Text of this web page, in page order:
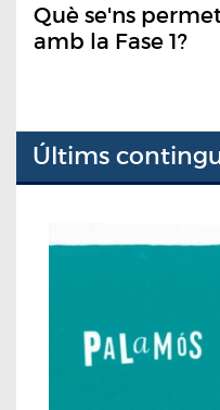
Què se'ns
amb la Fase 1?
Últims